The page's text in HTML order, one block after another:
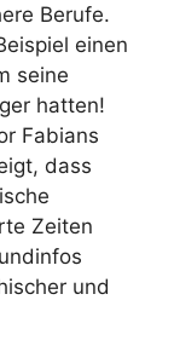
Berufe.
einen
seine
hatten!
Fabians
dass
Zeiten
und